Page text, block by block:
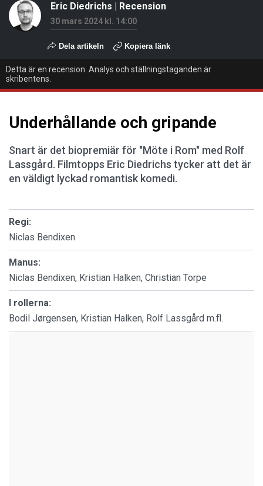
Eric Diedrichs | Recension
30 mars 2024 kl. 14:00
Dela artikeln Kopiera länk
Detta är en recension. Analys och ställningstaganden är
skribentens.
Underhållande och gripande
Snart är det biopremiär för "Möte i Rom" med Rolf
Lassgård. Filmtopps Eric Diedrichs tycker att det är
en väldigt lyckad romantisk komedi.
Regi:
Niclas Bendixen
Manus:
Niclas Bendixen, Kristian Halken, Christian Torpe
I rollerna:
Bodil Jørgensen, Kristian Halken, Rolf Lassgård m.fl.